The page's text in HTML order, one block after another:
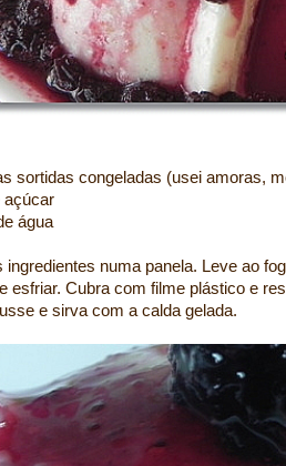
sortidas congeladas (usei amoras,
açúcar
água
ingredientes numa panela. Leve ao
esfriar. Cubra com filme plástico e
e sirva com a calda gelada.